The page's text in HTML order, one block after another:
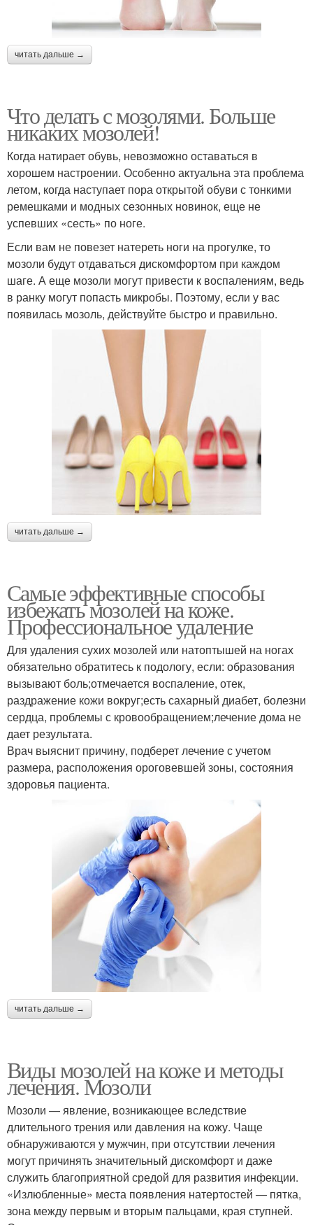
читать дальше →
Что делать с мозолями. Больше
никаких мозолей!
Когда натирает обувь, невозможно оставаться в
хорошем настроении. Особенно актуальна эта проблема
летом, когда наступает пора открытой обуви с тонкими
ремешками и модных сезонных новинок, еще не
успевших «сесть» по ноге.
Если вам не повезет натереть ноги на прогулке, то
мозоли будут отдаваться дискомфортом при каждом
шаге. А еще мозоли могут привести к воспалениям, ведь
в ранку могут попасть микробы. Поэтому, если у вас
появилась мозоль, действуйте быстро и правильно.
читать дальше →
Самые эффективные способы
избежать мозолей на коже.
Профессиональное удаление
Для удаления сухих мозолей или натоптышей на ногах
обязательно обратитесь к подологу, если: образования
вызывают боль;отмечается воспаление, отек,
раздражение кожи вокруг;есть сахарный диабет, болезни
сердца, проблемы с кровообращением;лечение дома не
дает результата.
Врач выяснит причину, подберет лечение с учетом
размера, расположения ороговевшей зоны, состояния
здоровья пациента.
читать дальше →
Виды мозолей на коже и методы
лечения. Мозоли
Мозоли — явление, возникающее вследствие
длительного трения или давления на кожу. Чаще
обнаруживаются у мужчин, при отсутствии лечения
могут причинять значительный дискомфорт и даже
служить благоприятной средой для развития инфекции.
«Излюбленные» места появления натертостей — пятка,
зона между первым и вторым пальцами, края ступней.